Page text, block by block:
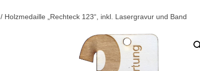
/ Holzmedaille „Rechteck 123“, inkl. Lasergravur und Band